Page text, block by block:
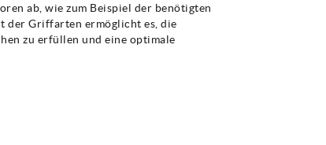
ab, wie zum Beispiel der benötigten
der Griffarten ermöglicht es, die
zu erfüllen und eine optimale